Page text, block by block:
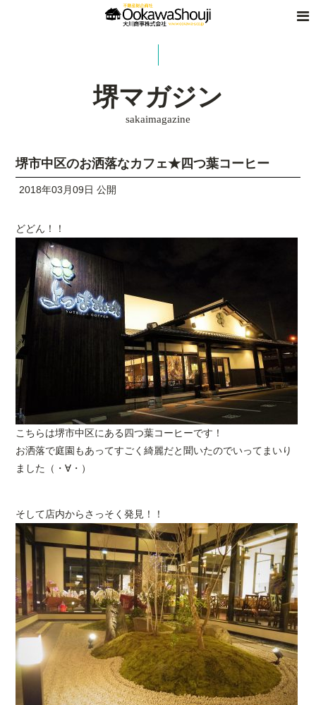
堺マガジン
sakaimagazine
堺市中区のお洒落なカフェ★四つ葉コーヒー
2018年03月09日 公開
どどん！！
こちらは堺市中区にある四つ葉コーヒーです！
お洒落で庭園もあってすごく綺麗だと聞いたのでいってまいり
ました（・∀・）
そして店内からさっそく発見！！